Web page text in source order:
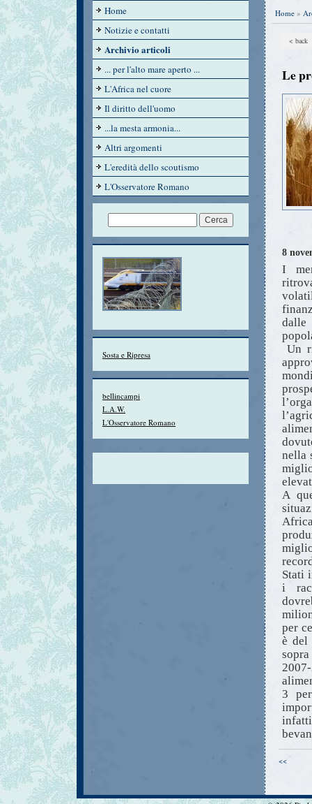
Home »
< back
Le
8
I
Un
nella
A
Stati
i
per
è del
3
<<
Home
Notizie e contatti
Archivio articoli
... per l'alto mare aperto ...
L'Africa nel cuore
Il diritto dell'uomo
...la mesta armonia...
Altri argomenti
L'eredità dello scoutismo
L'Osservatore Romano
Sosta e Ripresa
bellincampi
L.A.W.
L'Osservatore Romano